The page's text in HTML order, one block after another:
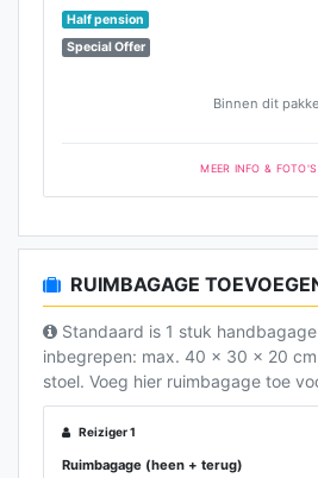
Half pension
Special Offer
Binnen dit
MEER INFO & FOTO'S
RUIMBAGAGE
Standaard is 1 stuk
inbegrepen: max. 40 x 30 x 20
stoel. Voeg hier ruimbagage toe
Reiziger 1
Ruimbagage (heen + terug)